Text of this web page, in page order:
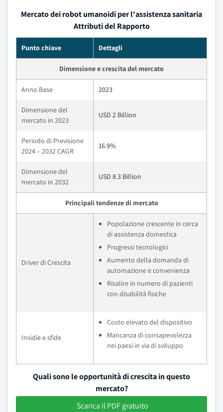
Mercato dei robot umanoidi per l'assistenza sanitaria
Attributi del Rapporto
Punto chiave Dettagli
Dimensione e crescita del mercato
Anno Base 2023
Dimensione del
mercato in 2023
USD 2 Billion
Periodo di Previsione
2024 – 2032 CAGR
16.9%
Dimensione del
mercato in 2032
USD 8.3 Billion
Principali tendenze di mercato
Driver di Crescita
Popolazione crescente in cerca
di assistenza domestica
Progressi tecnologici
Aumento della domanda di
automazione e convenienza
Risalire in numero di pazienti
con disabilità fisiche
Insidie e sfide
Costo elevato del dispositivo
Mancanza di consapevolezza
nei paesi in via di sviluppo
Quali sono le opportunità di crescita in questo
mercato?
Scarica il PDF gratuito